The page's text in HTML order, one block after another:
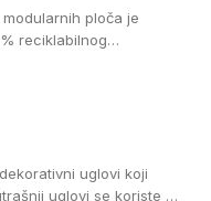
ploča je
reciklabilnog
uglovi koji
uglovi se koriste za